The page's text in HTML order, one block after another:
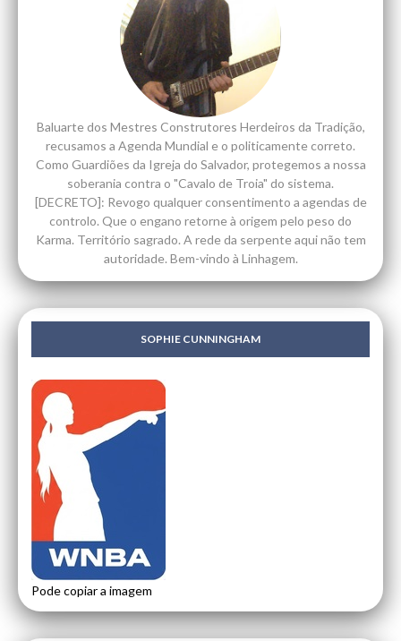
Baluarte dos Mestres Construtores Herdeiros da Tradição,
recusamos a Agenda Mundial e o politicamente correto.
Como Guardiões da Igreja do Salvador, protegemos a nossa
soberania contra o "Cavalo de Troia" do sistema.
[DECRETO]: Revogo qualquer consentimento a agendas de
controlo. Que o engano retorne à origem pelo peso do
Karma. Território sagrado. A rede da serpente aqui não tem
autoridade. Bem-vindo à Linhagem.
SOPHIE CUNNINGHAM
Pode copiar a imagem